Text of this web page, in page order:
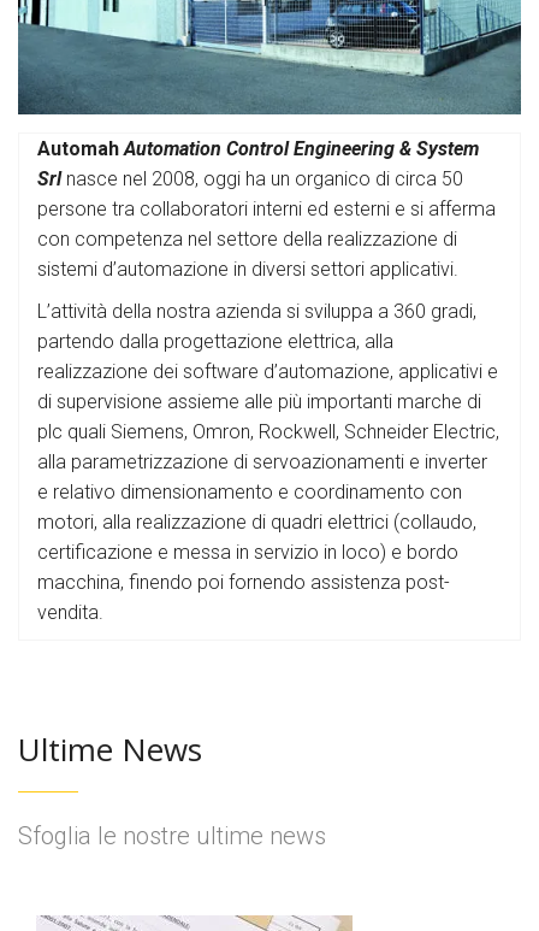
AutomahAutomation Control Engineering & System
Srlnasce nel 2008, oggi ha un organico di circa 50
persone tra collaboratori interni ed esterni e si afferma
con competenza nel settore della realizzazione di
sistemi d’automazione in diversi settori applicativi.
L’attività della nostra azienda si sviluppa a 360 gradi,
partendo dalla progettazione elettrica, alla
realizzazione dei software d’automazione, applicativi e
di supervisione assieme alle più importanti marche di
plc quali Siemens, Omron, Rockwell, Schneider Electric,
alla parametrizzazione di servoazionamenti e inverter
e relativo dimensionamento e coordinamento con
motori, alla realizzazione di quadri elettrici (collaudo,
certificazione e messa in servizio in loco) e bordo
macchina, finendo poi fornendo assistenza post-
vendita.
Ultime News
Sfoglia le nostre ultime news